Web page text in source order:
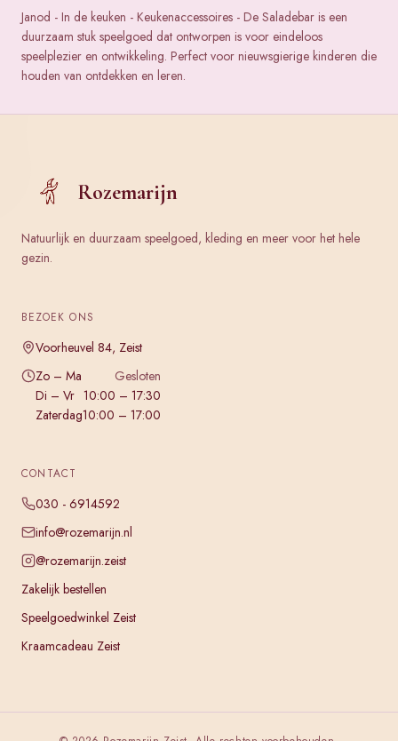
Janod - In de keuken - Keukenaccessoires - De Saladebar is een
duurzaam stuk speelgoed dat ontworpen is voor eindeloos
speelplezier en ontwikkeling. Perfect voor nieuwsgierige kinderen die
houden van ontdekken en leren.
Rozemarijn
Natuurlijk en duurzaam speelgoed, kleding en meer voor het hele
gezin.
BEZOEK ONS
Voorheuvel 84, Zeist
Zo – Ma
Gesloten
Di – Vr 10:00 – 17:30
Zaterdag10:00 – 17:00
CONTACT
030 - 6914592
info@rozemarijn.nl
@rozemarijn.zeist
Zakelijk bestellen
Speelgoedwinkel Zeist
Kraamcadeau Zeist